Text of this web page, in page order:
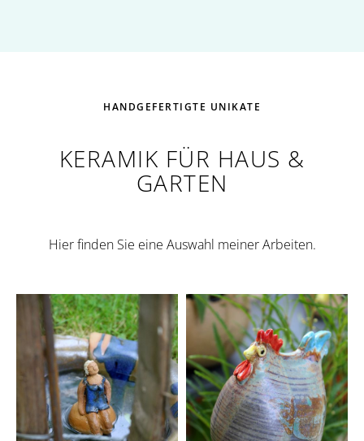
HANDGEFERTIGTE UNIKATE
KERAMIK FÜR HAUS &
GARTEN
Hier finden Sie eine Auswahl meiner Arbeiten.